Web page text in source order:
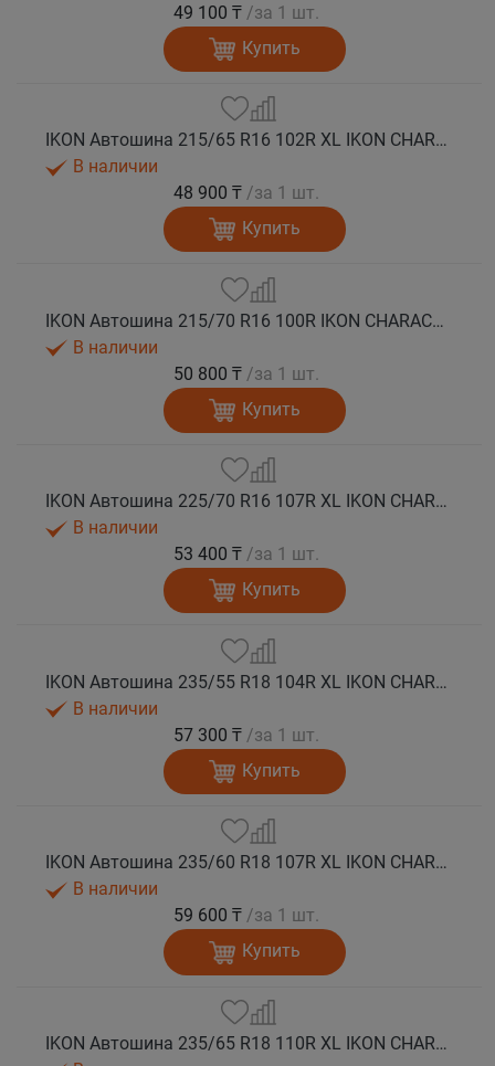
49 100 ₸ /за 1 шт.
Купить
IKON Автошина 215/65 R16 102R XL IKON CHARACTER SNOW 2 SUV зима
В наличии
48 900 ₸ /за 1 шт.
Купить
IKON Автошина 215/70 R16 100R IKON CHARACTER SNOW 2 SUV зима
В наличии
50 800 ₸ /за 1 шт.
Купить
IKON Автошина 225/70 R16 107R XL IKON CHARACTER SNOW 2 SUV зима
В наличии
53 400 ₸ /за 1 шт.
Купить
IKON Автошина 235/55 R18 104R XL IKON CHARACTER SNOW 2 SUV зима
В наличии
57 300 ₸ /за 1 шт.
Купить
IKON Автошина 235/60 R18 107R XL IKON CHARACTER SNOW 2 SUV зима
В наличии
59 600 ₸ /за 1 шт.
Купить
IKON Автошина 235/65 R18 110R XL IKON CHARACTER SNOW 2 SUV зима